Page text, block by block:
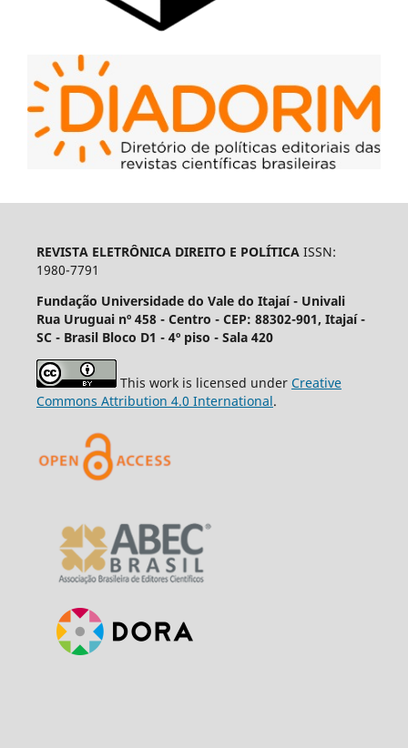
REVISTA ELETRÔNICA DIREITO E POLÍTICAISSN:
1980-7791
Fundação Universidade do Vale do Itajaí - Univali
Rua Uruguai nº 458 - Centro - CEP: 88302-901, Itajaí­ -
SC - Brasil Bloco D1 - 4º piso - Sala 420
This work is licensed under Creative
Commons Attribution 4.0 International.